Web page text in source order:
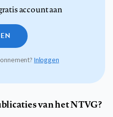
account aan
Inloggen
van het NTVG?